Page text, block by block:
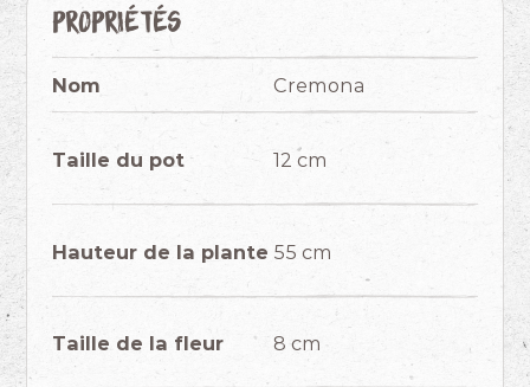
Propriétés
Nom Cremona
Taille du pot 12 cm
Hauteur de la plante 55 cm
Taille de la fleur 8 cm